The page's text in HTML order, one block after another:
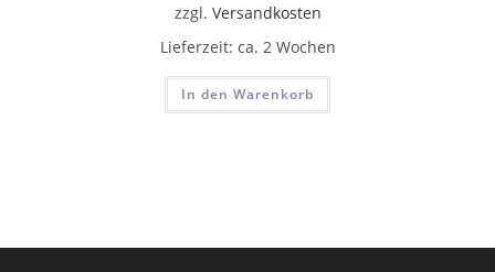
zzgl. Versandkosten
Lieferzeit: ca. 2 Wochen
In den Warenkorb